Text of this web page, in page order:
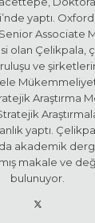
yaptı.
Associate
olan Çelikpala,
ve şirketlerin
Araştırma
yaptı.
akademik
makale ve
bulunuyor.